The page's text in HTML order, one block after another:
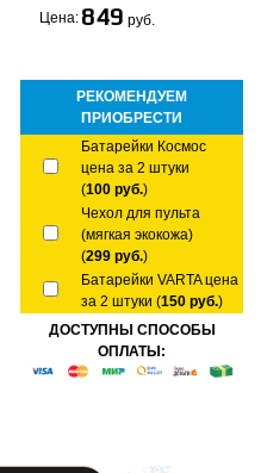
Цена: 849 руб.
РЕКОМЕНДУЕМ
ПРИОБРЕСТИ
Батарейки Космос
цена за 2 штуки
(100 руб.)
Чехол для пульта
(мягкая экокожа)
(299 руб.)
Батарейки VARTA цена
за 2 штуки (150 руб.)
ДОСТУПНЫ СПОСОБЫ
ОПЛАТЫ: